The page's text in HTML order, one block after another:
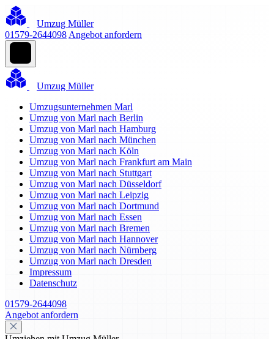
Umzug Müller
01579-2644098 Angebot anfordern
Umzug Müller
Umzugsunternehmen Marl
Umzug von Marl nach Berlin
Umzug von Marl nach Hamburg
Umzug von Marl nach München
Umzug von Marl nach Köln
Umzug von Marl nach Frankfurt am Main
Umzug von Marl nach Stuttgart
Umzug von Marl nach Düsseldorf
Umzug von Marl nach Leipzig
Umzug von Marl nach Dortmund
Umzug von Marl nach Essen
Umzug von Marl nach Bremen
Umzug von Marl nach Hannover
Umzug von Marl nach Nürnberg
Umzug von Marl nach Dresden
Impressum
Datenschutz
01579-2644098
Angebot anfordern